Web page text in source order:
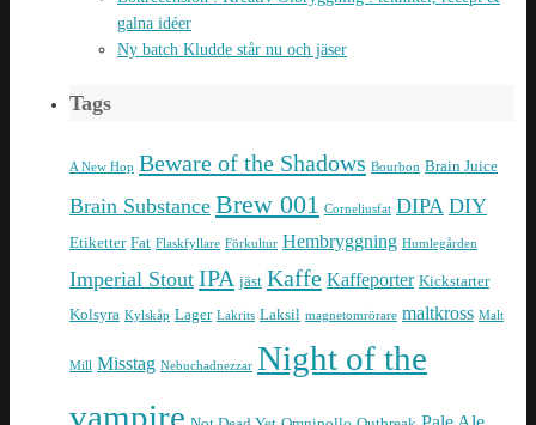
galna idéer
Ny batch Kludde står nu och jäser
Tags
A New Hop Beware of the Shadows Bourbon Brain Juice
Brain Substance Brew 001 Corneliusfat DIPA DIY
Etiketter Fat Flaskfyllare Förkultur Hembryggning Humlegården
Imperial Stout IPA jäst Kaffe Kaffeporter Kickstarter
Kolsyra Kylskåp Lager Lakrits Laksil magnetomrörare maltkross Malt
Mill Misstag Nebuchadnezzar Night of the
vampire